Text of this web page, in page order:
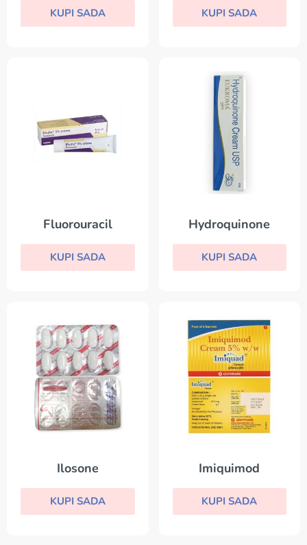
KUPI SADA KUPI SADA
Fluorouracil
KUPI SADA
Hydroquinone
KUPI SADA
Ilosone
KUPI SADA
Imiquimod
KUPI SADA